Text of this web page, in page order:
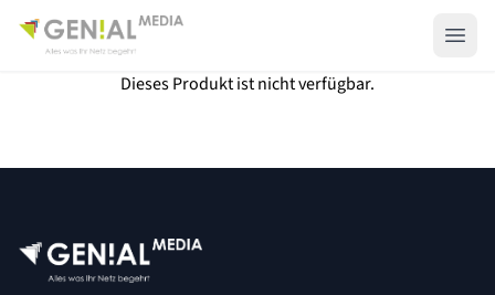
Dieses Produkt ist nicht verfügbar.